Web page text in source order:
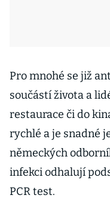
Pro mnohé se již
součástí života a
restaurace či do
rychlé a je snadné
německých
infekci odhalují
PCR test.